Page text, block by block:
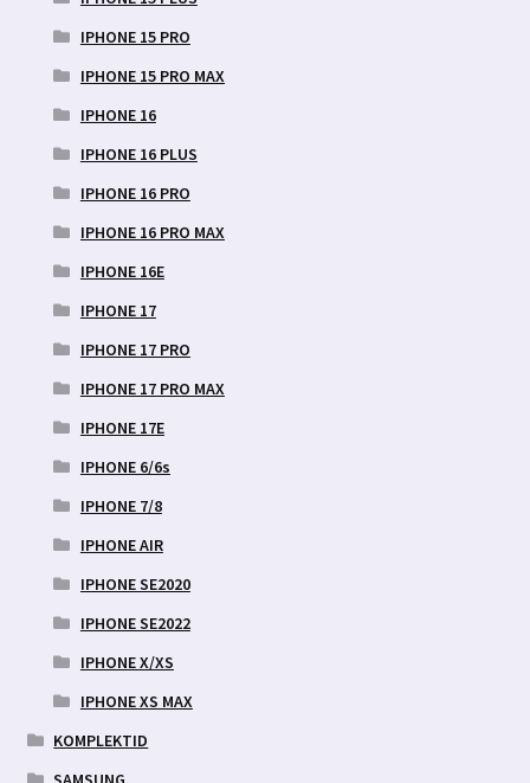
IPHONE 15 PRO
IPHONE 15 PRO MAX
IPHONE 16
IPHONE 16 PLUS
IPHONE 16 PRO
IPHONE 16 PRO MAX
IPHONE 16E
IPHONE 17
IPHONE 17 PRO
IPHONE 17 PRO MAX
IPHONE 17E
IPHONE 6/6s
IPHONE 7/8
IPHONE AIR
IPHONE SE2020
IPHONE SE2022
IPHONE X/XS
IPHONE XS MAX
KOMPLEKTID